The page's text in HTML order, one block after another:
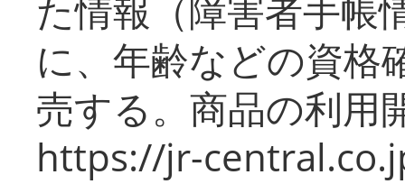
た情報（障害者手帳
に、年齢などの資格
売する。商品の利用
https://jr-